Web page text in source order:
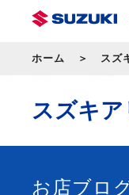
ホーム スズ
スズキア
お店ブロ